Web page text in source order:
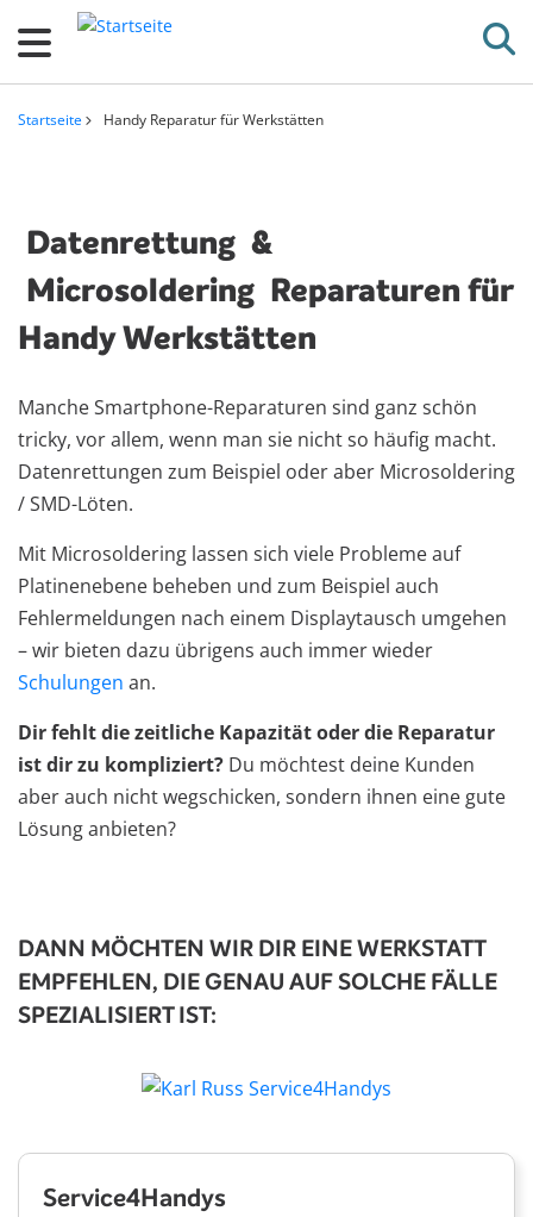
r
Startseite Handy Reparatur für Werkstätten
Datenrettung &
Microsoldering Reparaturen für
Handy Werkstätten
Manche Smartphone-Reparaturen sind ganz schön
tricky, vor allem, wenn man sie nicht so häufig macht.
Datenrettungen zum Beispiel oder aber Microsoldering
/ SMD-Löten.
Mit Microsoldering lassen sich viele Probleme auf
Platinenebene beheben und zum Beispiel auch
Fehlermeldungen nach einem Displaytausch umgehen
– wir bieten dazu übrigens auch immer wieder
Schulungen an.
Dir fehlt die zeitliche Kapazität oder die Reparatur
ist dir zu kompliziert? Du möchtest deine Kunden
aber auch nicht wegschicken, sondern ihnen eine gute
Lösung anbieten?
DANN MÖCHTEN WIR DIR EINE WERKSTATT
EMPFEHLEN, DIE GENAU AUF SOLCHE FÄLLE
SPEZIALISIERT IST:
Service4Handys